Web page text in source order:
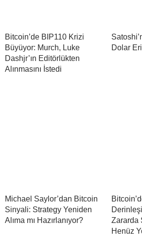
Bitcoin’de BIP110 Krizi
Büyüyor: Murch, Luke
Dashjr’ın Editörlükten
Alınmasını İstedi
Dolar
Michael Saylor’dan Bitcoin
Sinyali: Strategy Yeniden
Alıma mı Hazırlanıyor?
Zararda
Henüz